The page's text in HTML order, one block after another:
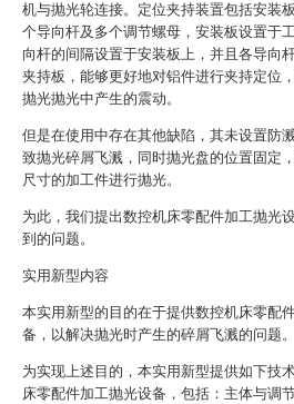
机与抛光轮连接。定位夹持装置包括安装
个导向杆及多个调节螺母，安装板设置于
向杆的间隔设置于安装板上，并且各导向
夹持板，能够更好地对铝件进行夹持定位
抛光抛光中产生的震动。
但是在使用中存在其他缺陷，其未设置防
致抛光碎屑飞溅，同时抛光盘的位置固定
尺寸的加工件进行抛光。
为此，我们提出数控机床零配件加工抛光
到的问题。
实用新型内容
本实用新型的目的在于提供数控机床零配
备，以解决抛光时产生的碎屑飞溅的问题。
为实现上述目的，本实用新型提供如下技
床零配件加工抛光设备，包括：主体与调